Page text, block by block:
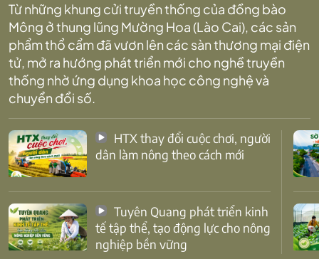
Từ những khung cửi truyền thống của đồng bào
Mông ở thung lũng Mường Hoa (Lào Cai), các sản
phẩm thổ cẩm đã vươn lên các sàn thương mại điện
tử, mở ra hướng phát triển mới cho nghề truyền
thống nhờ ứng dụng khoa học công nghệ và
chuyển đổi số.
dân làm nông theo cách mới
tế tập thể, tạo động lực cho nông
nghiệp bền vững